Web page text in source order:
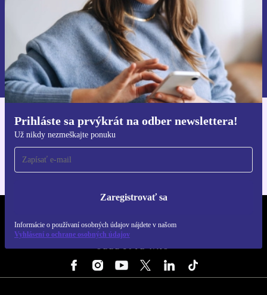
Prihláste sa prvýkrát na odber newslettera!
Už nikdy nezmeškajte ponuku
Zaregistrovať sa
Informácie o používaní osobných údajov nájdete v našom
Vyhlásení o ochrane osobných údajov
Zaregistrovať sa
Informácie o používaní osobných údajov nájdete v našich
Zásadách ochrany osobných údajov.
Získajte aplikáciu refurbed
Pre iOS a Android
SLEDUJTE NÁS